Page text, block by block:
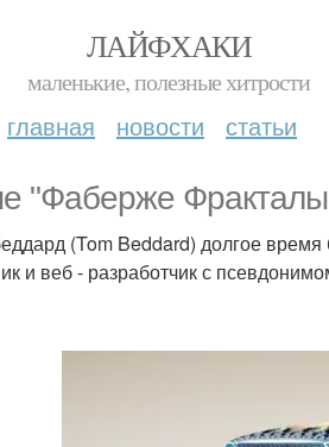
ЛАЙФХАКИ
маленькие, полезные хитрости
главная новости статьи
"Фаберже
(Tom Beddard) долгое
и веб - разработчик с